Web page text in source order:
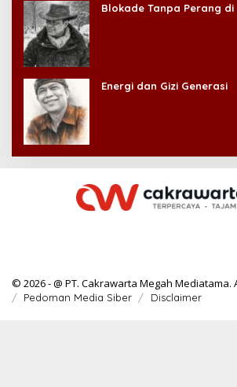
Blokade Tanpa Perang
Energi dan Gizi Generasi
© 2026 - @ PT. Cakrawarta Megah Mediatama.
Pedoman Media Siber Disclaimer